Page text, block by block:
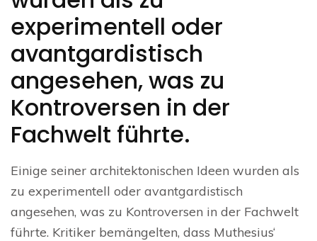
experimentell oder
avantgardistisch
angesehen, was zu
Kontroversen in der
Fachwelt führte.
Einige seiner architektonischen Ideen wurden als
zu experimentell oder avantgardistisch
angesehen, was zu Kontroversen in der Fachwelt
führte. Kritiker bemängelten, dass Muthesius‘